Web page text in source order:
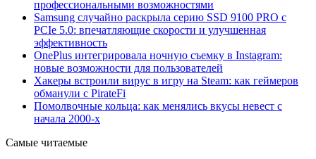
профессиональными возможностями
Samsung случайно раскрыла серию SSD 9100 PRO с
PCIe 5.0: впечатляющие скорости и улучшенная
эффективность
OnePlus интегрировала ночную съемку в Instagram:
новые возможности для пользователей
Хакеры встроили вирус в игру на Steam: как геймеров
обманули с PirateFi
Помолвочные кольца: как менялись вкусы невест с
начала 2000-х
Самые читаемые